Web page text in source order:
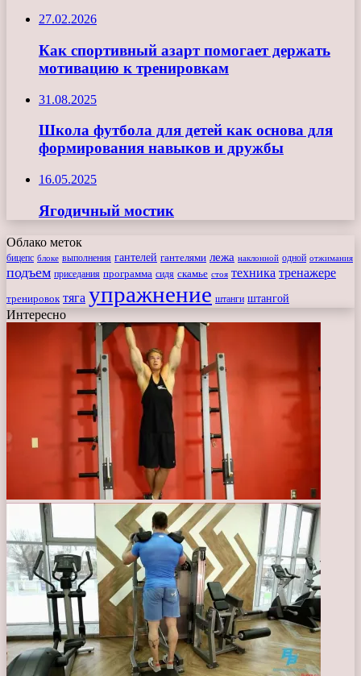
27.02.2026
Как спортивный азарт помогает держать
мотивацию к тренировкам
31.08.2025
Школа футбола для детей как основа для
формирования навыков и дружбы
16.05.2025
Ягодичный мостик
Облако меток
бицепс блоке выполнения гантелей гантелями лежа наклонной одной отжимания
подъем приседания программа сидя скамье стоя техника тренажере
тренировок тяга упражнение штанги штангой
Интересно